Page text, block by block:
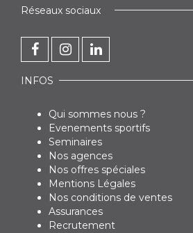
Réseaux sociaux
INFOS
Qui sommes nous ?
Evenements sportifs
Seminaires
Nos agences
Nos offres spéciales
Mentions Légales
Nos conditions de ventes
Assurances
Recrutement